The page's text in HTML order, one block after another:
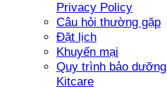
Privacy Policy
Câu hỏi thường gặp
Đặt lịch
Khuyến mại
Quy trình bảo dưỡng
Kitcare